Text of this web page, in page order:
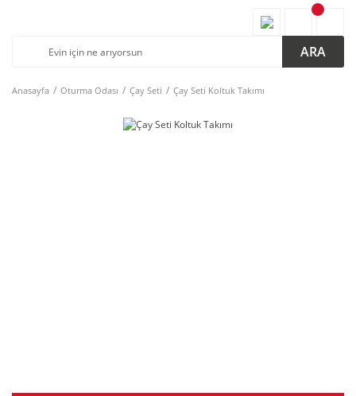
ARA
Anasayfa Oturma Odası Çay Seti Çay Seti Koltuk Takımı